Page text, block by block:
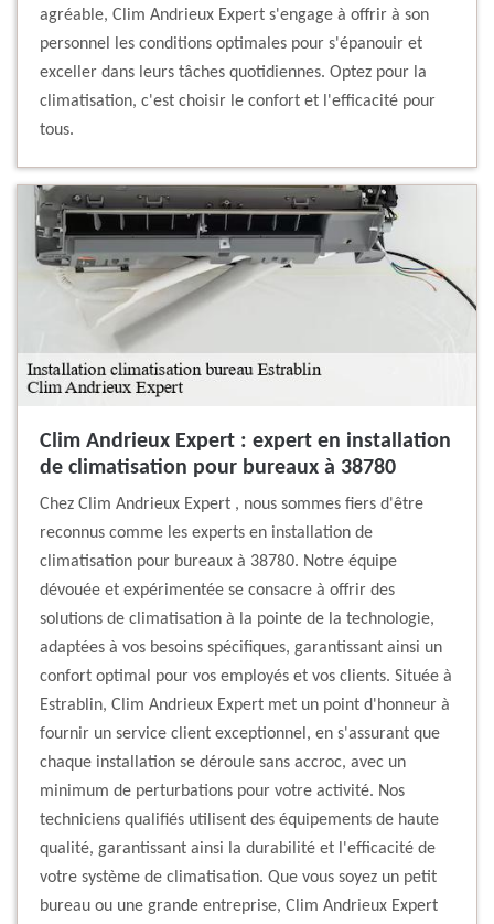
agréable, Clim Andrieux Expert s'engage à offrir à son
personnel les conditions optimales pour s'épanouir et
exceller dans leurs tâches quotidiennes. Optez pour la
climatisation, c'est choisir le confort et l'efficacité pour
tous.
Clim Andrieux Expert : expert en installation
de climatisation pour bureaux à 38780
Chez Clim Andrieux Expert , nous sommes fiers d'être
reconnus comme les experts en installation de
climatisation pour bureaux à 38780. Notre équipe
dévouée et expérimentée se consacre à offrir des
solutions de climatisation à la pointe de la technologie,
adaptées à vos besoins spécifiques, garantissant ainsi un
confort optimal pour vos employés et vos clients. Située à
Estrablin, Clim Andrieux Expert met un point d'honneur à
fournir un service client exceptionnel, en s'assurant que
chaque installation se déroule sans accroc, avec un
minimum de perturbations pour votre activité. Nos
techniciens qualifiés utilisent des équipements de haute
qualité, garantissant ainsi la durabilité et l'efficacité de
votre système de climatisation. Que vous soyez un petit
bureau ou une grande entreprise, Clim Andrieux Expert